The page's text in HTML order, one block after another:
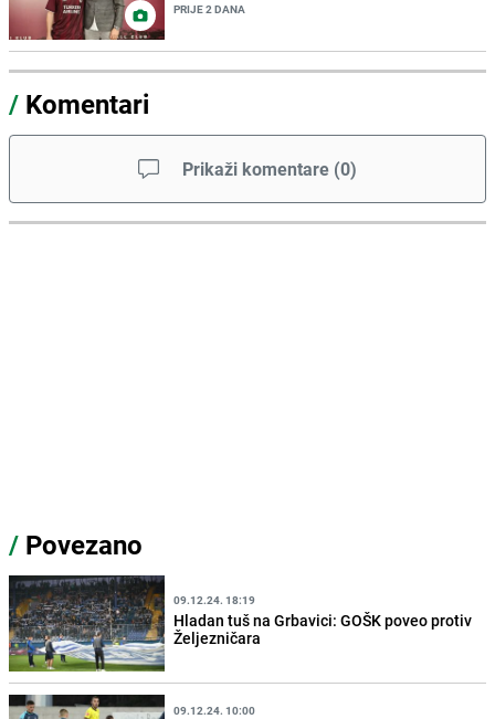
PRIJE 2 DANA
/ Komentari
Prikaži komentare (0)
/ Povezano
09.12.24. 18:19
Hladan tuš na Grbavici: GOŠK poveo protiv
Željezničara
09.12.24. 10:00